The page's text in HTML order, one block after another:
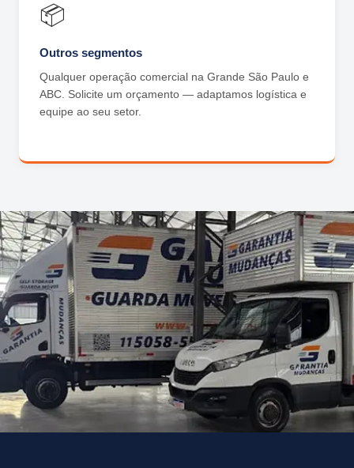
📦
Outros segmentos
Qualquer operação comercial na Grande São Paulo e
ABC. Solicite um orçamento — adaptamos logística e
equipe ao seu setor.